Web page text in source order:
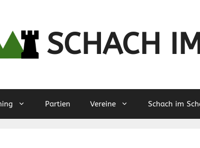
SCHACH
Partien Vereine Schach im